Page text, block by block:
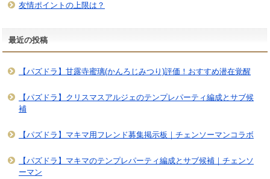
友情ポイントの上限は？
最近の投稿
【パズドラ】甘露寺蜜璃(かんろじみつり)評価！おすすめ潜在覚醒
【パズドラ】クリスマスアルジェのテンプレパーティ編成とサブ候
補
【パズドラ】マキマ用フレンド募集掲示板｜チェンソーマンコラボ
【パズドラ】マキマのテンプレパーティ編成とサブ候補｜チェンソ
ーマン